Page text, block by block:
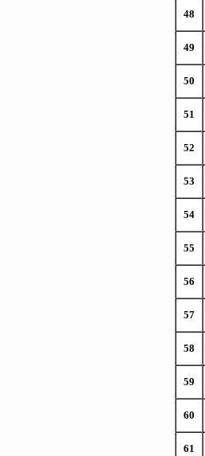
48
49
50
51
52
53
54
55
56
57
58
59
60
61